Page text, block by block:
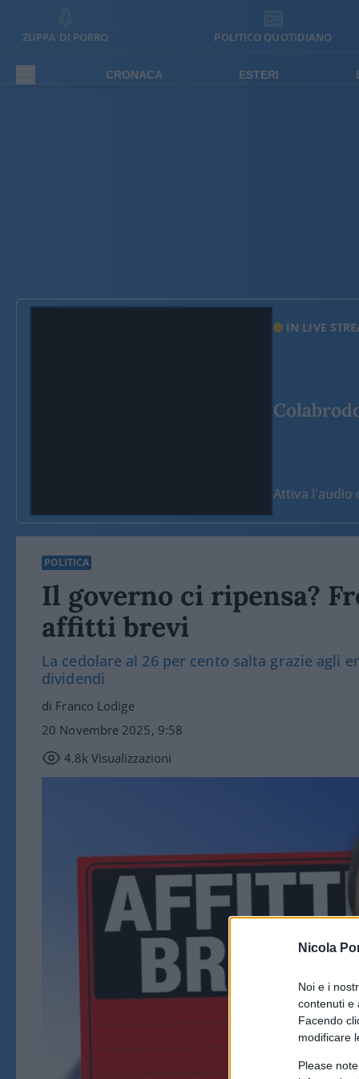
Nicola
Noi e i
contenuti e
Facendo
modificare
Please
ZUPPA DI PORRO POLITICO QUOTIDIANO
CRONACA ESTERI
IN LIVE
Attiva l'audio
POLITICA
Il governo ci ripensa?
affitti brevi
La cedolare al 26 per cento salta grazie agli
dividendi
di Franco Lodige
20 Novembre 2025, 9:58
4.8k Visualizzazioni